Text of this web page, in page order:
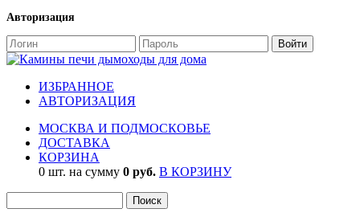
Авторизация
ИЗБРАННОЕ
АВТОРИЗАЦИЯ
МОСКВА И ПОДМОСКОВЬЕ
ДОСТАВКА
КОРЗИНА
0 шт. на сумму 0 руб. В КОРЗИНУ